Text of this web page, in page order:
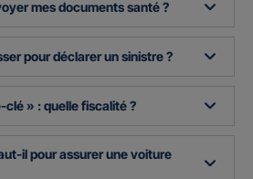
mes documents santé ?
pour déclarer un sinistre ?
» : quelle fiscalité ?
il pour assurer une voiture